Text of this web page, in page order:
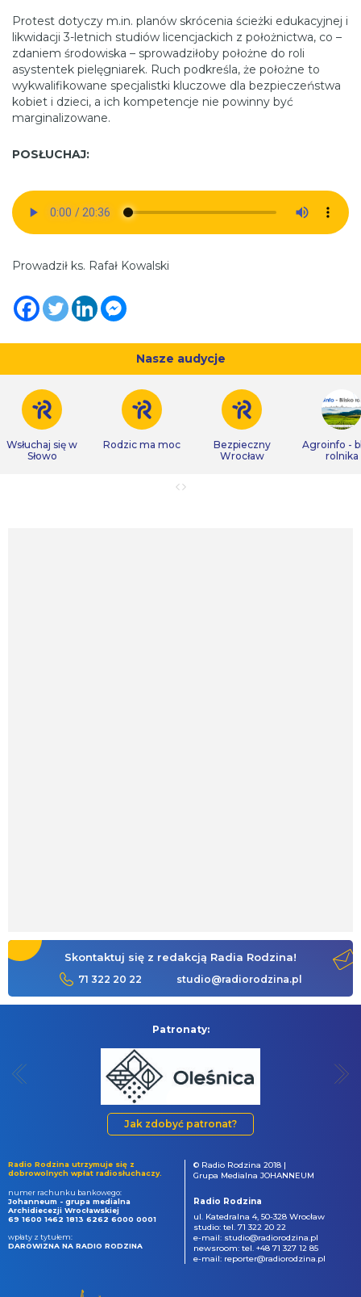
Protest dotyczy m.in. planów skrócenia ścieżki edukacyjnej i
likwidacji 3-letnich studiów licencjackich z położnictwa, co –
zdaniem środowiska – sprowadziłoby położne do roli
asystentek pielęgniarek. Ruch podkreśla, że położne to
wykwalifikowane specjalistki kluczowe dla bezpieczeństwa
kobiet i dzieci, a ich kompetencje nie powinny być
marginalizowane.
POSŁUCHAJ:
Prowadził ks. Rafał Kowalski
Nasze audycje
Wsłuchaj się w
Słowo
Rodzic ma moc
Bezpieczny
Wrocław
Agroinfo -
rolnika
Skontaktuj się z redakcją Radia Rodzina!
71 322 20 22 studio@radiorodzina.pl
Patronaty:
Jak zdobyć patronat?
Radio Rodzina utrzymuje się z
dobrowolnych wpłat radiosłuchaczy.
numer rachunku bankowego:
Johanneum - grupa medialna
Archidiecezji Wrocławskiej
69 1600 1462 1813 6262 6000 0001
wpłaty z tytułem:
DAROWIZNA NA RADIO RODZINA
© Radio Rodzina 2018 |
Grupa Medialna JOHANNEUM
Radio Rodzina
ul. Katedralna 4, 50-328 Wrocław
studio: tel. 71 322 20 22
e-mail: studio@radiorodzina.pl
newsroom: tel. +48 71 327 12 85
e-mail: reporter@radiorodzina.pl